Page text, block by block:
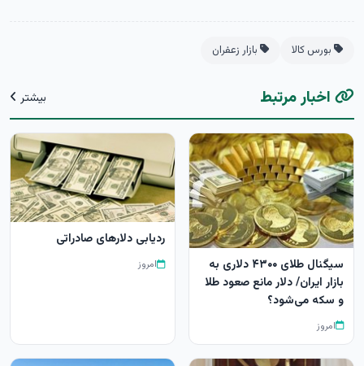
بورس کالا بازار زعفران
اخبار مرتبط بیشتر
سیگنال طلای ۴۳۰۰ دلاری به
بازار ایران/ دلار مانع صعود طلا
و سکه می‌شود؟
امروز
ردیابی دلارهای صادراتی
امروز